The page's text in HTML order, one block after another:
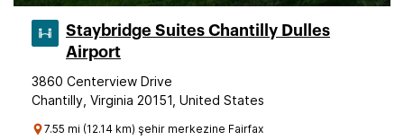
Staybridge Suites Chantilly Dulles
Airport
3860 Centerview Drive
Chantilly, Virginia 20151, United States
7.55 mi (12.14 km) şehir merkezine Fairfax